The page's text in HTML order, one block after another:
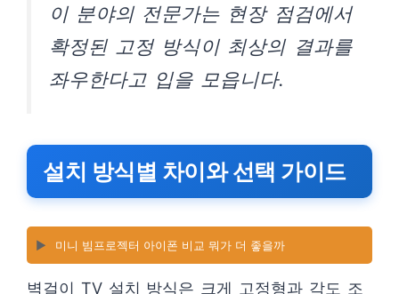
이 분야의 전문가는 현장 점검에서
확정된 고정 방식이 최상의 결과를
좌우한다고 입을 모읍니다.
설치 방식별 차이와 선택 가이드
▶️ 미니 빔프로젝터 아이폰 비교 뭐가 더 좋을까
벽걸이 TV 설치 방식은 크게 고정형과 각도 조